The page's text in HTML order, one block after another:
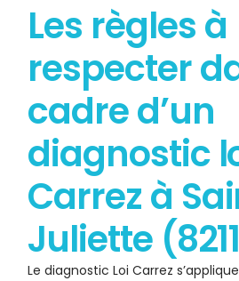
Les règles à
respecter
cadre d’un
diagnostic
Carrez à
Juliette
Le diagnostic Loi Carrez